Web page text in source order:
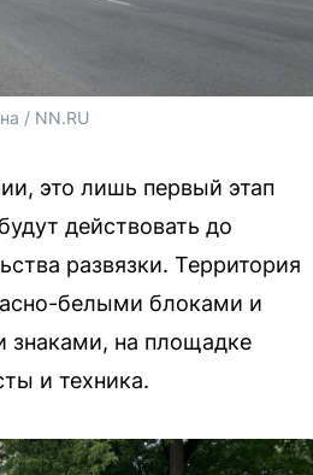
/ NN.RU
это лишь первый этап
действовать до
развязки. Территория
белыми блоками и
на площадке
и техника.